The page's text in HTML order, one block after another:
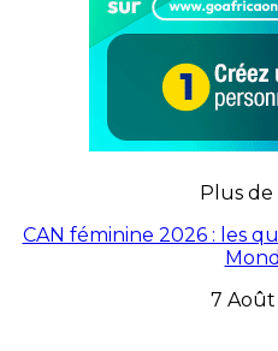
Plus de
CAN féminine 2026 : les
7